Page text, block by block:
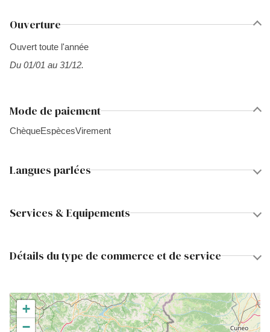
Ouverture
Ouvert toute l'année
Du 01/01 au 31/12.
Mode de paiement
ChèqueEspècesVirement
Langues parlées
Services & Equipements
Détails du type de commerce et de service
+
−